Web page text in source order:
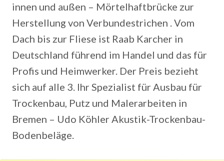
innen und außen – Mörtelhaftbrücke zur
Herstellung von Verbundestrichen . Vom
Dach bis zur Fliese ist Raab Karcher in
Deutschland führend im Handel und das für
Profis und Heimwerker. Der Preis bezieht
sich auf alle 3. Ihr Spezialist für Ausbau für
Trockenbau, Putz und Malerarbeiten in
Bremen – Udo Köhler Akustik-Trockenbau-
Bodenbeläge.